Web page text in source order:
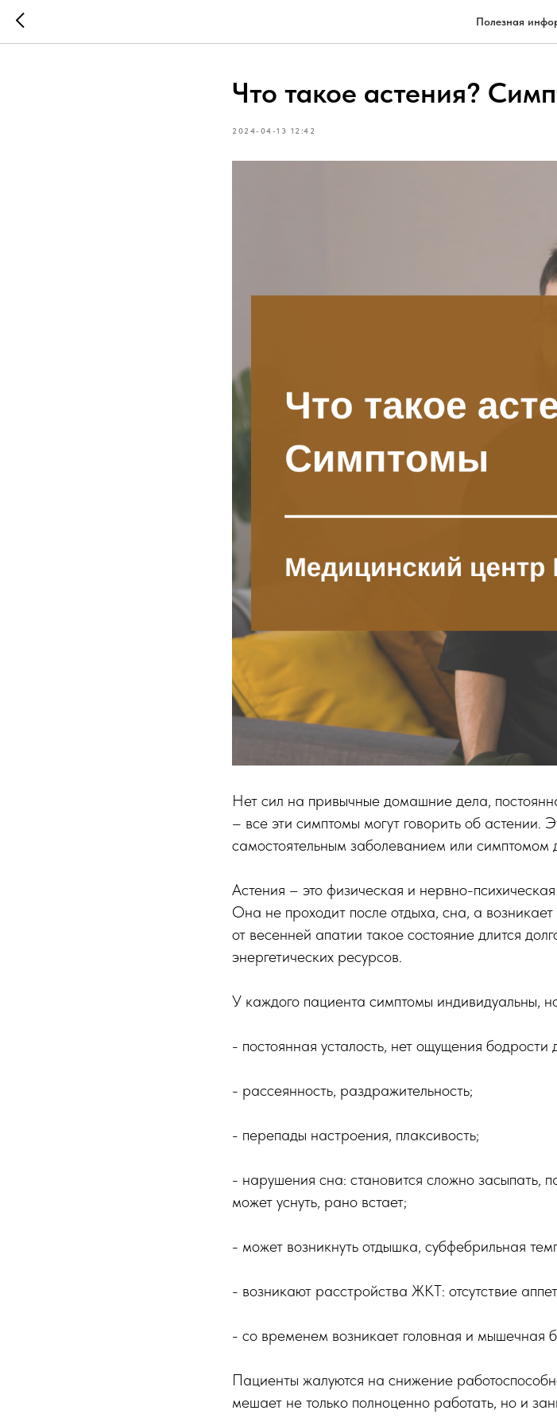
Полезная
Что такое астения?
2024-04-13 12:42
Нет сил на привычные домашние дела,
– все эти симптомы могут говорить об астении.
самостоятельным заболеванием или симптомом
Астения – это физическая и нервно-
Она не проходит после отдыха, сна, а
от весенней апатии такое состояние длится
энергетических ресурсов.
У каждого пациента симптомы индивидуальны,
- постоянная усталость, нет ощущения
- рассеянность, раздражительность;
- перепады настроения, плаксивость;
- нарушения сна: становится сложно засыпать,
может уснуть, рано встает;
- может возникнуть отдышка, субфебрильная
- возникают расстройства ЖКТ: отсутствие
- со временем возникает головная и мышечная
Пациенты жалуются на снижение
мешает не только полноценно работать, но и